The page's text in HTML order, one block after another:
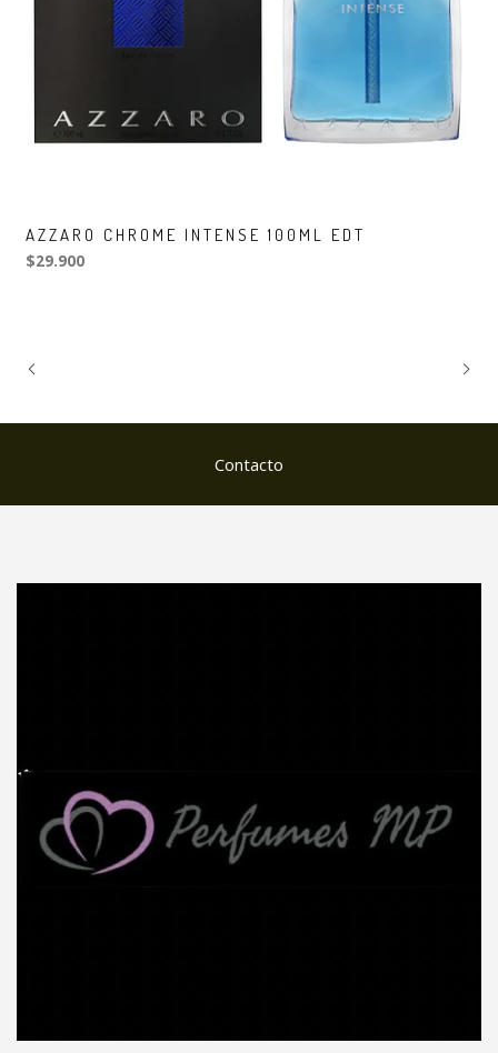
AZZARO CHROME INTENSE 100ML EDT
$29.900
Contacto